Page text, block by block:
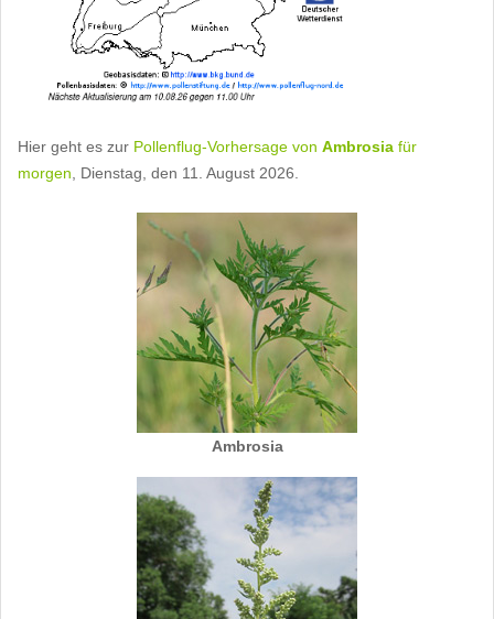
Hier geht es zur Pollenflug-Vorhersage von Ambrosia für
morgen , Dienstag, den 11. August 2026.
Ambrosia